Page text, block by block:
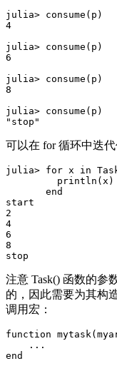
julia> consume(p)
4
julia> consume(p)
6
julia> consume(p)
8
julia> consume(p)
可以在 for 循环中迭
julia> for x in
         println(x)
       end
start
2
4
6
8
注意 Task() 函数的参
的，因此需要为其构
调用宏：
function
    ...
end